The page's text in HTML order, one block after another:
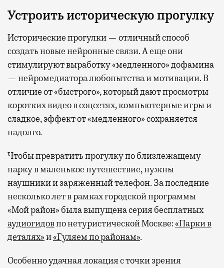
Устроить историческую прогулку
Исторические прогулки — отличный способ
создать новые нейронные связи. А еще они
стимулируют выработку «медленного» дофамина
— нейромедиатора любопытства и мотивации. В
отличие от «быстрого», который дают просмотры
коротких видео в соцсетях, компьютерные игры и
сладкое, эффект от «медленного» сохраняется
надолго.
Чтобы превратить прогулку по близлежащему
парку в маленькое путешествие, нужны
наушники и заряженный телефон. За последние
несколько лет в рамках городской программы
«Мой район» была выпущена серия бесплатных
аудиогидовпо нетуристической Москве:«Парки в
деталях»и«Гуляем по районам».
Особенно удачная локация с точки зрения